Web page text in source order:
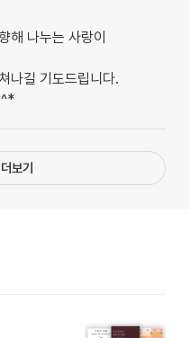
해 나누는 사랑이
나길 기도드립니다.
더보기